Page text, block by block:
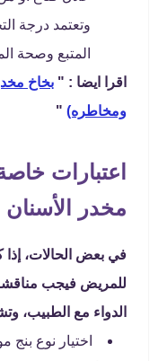
وتعتمد درجة
المتبع وصحة
اقرا ايضا : " بخاخ
ومخاطره) "
اعتبارات
مخدر الأسنان
في بعض الحالات، إذا
للمريض فيجب مناقشة
الدواء مع الطبيب،
اختيار نوع